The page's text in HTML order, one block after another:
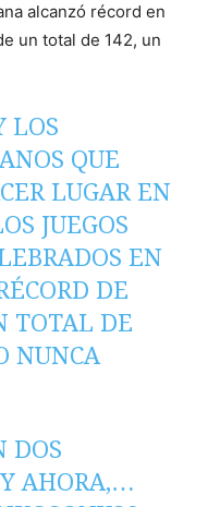
alcanzó récord en
un total de 142, un
LOS
QUE
LUGAR EN
JUEGOS
EN
DE
TOTAL DE
NUNCA
DOS
AHORA,…